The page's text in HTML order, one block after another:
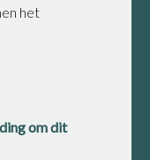
het
om dit